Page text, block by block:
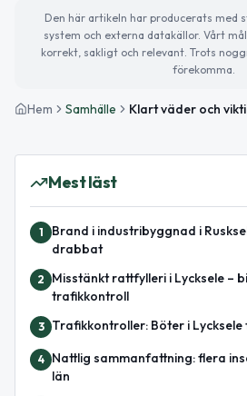
Den här artikeln har producerats med
system och externa datakällor. Vårt
korrekt, sakligt och relevant. Trots
förekomma.
Hem Samhälle
Mest läst
1
Brand i industribyggnad i
drabbat
2
Misstänkt rattfylleri i Lycksele –
trafikkontroll
3 Trafikkontroller: Böter i
4
Nattlig sammanfattning: flera
län